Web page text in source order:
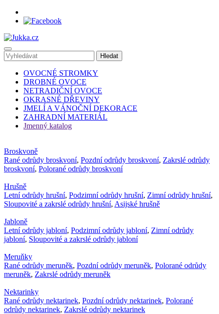
OVOCNÉ STROMKY
DROBNÉ OVOCE
NETRADIČNÍ OVOCE
OKRASNÉ DŘEVINY
JMELÍ A VÁNOČNÍ DEKORACE
ZAHRADNÍ MATERIÁL
Jmenný katalog
Broskvoně
Rané odrůdy broskvoní, Pozdní odrůdy broskvoní, Zakrslé odrůdy
broskvoní, Polorané odrůdy broskvoní
Hrušně
Letní odrůdy hrušní, Podzimní odrůdy hrušní, Zimní odrůdy hrušní,
Sloupovité a zakrslé odrůdy hrušní, Asijské hrušně
Jabloně
Letní odrůdy jabloní, Podzimní odrůdy jabloní, Zimní odrůdy
jabloní, Sloupovité a zakrslé odrůdy jabloní
Meruňky
Rané odrůdy meruněk, Pozdní odrůdy meruněk, Polorané odrůdy
meruněk, Zakrslé odrůdy meruněk
Nektarinky
Rané odrůdy nektarinek, Pozdní odrůdy nektarinek, Polorané
odrůdy nektarinek, Zakrslé odrůdy nektarinek